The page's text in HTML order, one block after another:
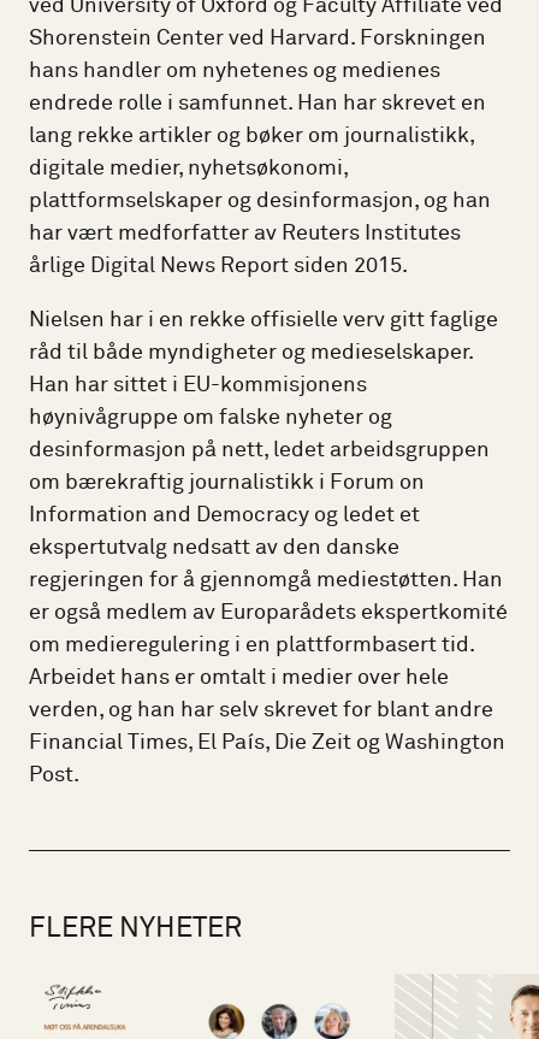
ved University of Oxford og Faculty Affiliate ved
Shorenstein Center ved Harvard. Forskningen
hans handler om nyhetenes og medienes
endrede rolle i samfunnet. Han har skrevet en
lang rekke artikler og bøker om journalistikk,
digitale medier, nyhetsøkonomi,
plattformselskaper og desinformasjon, og han
har vært medforfatter av Reuters Institutes
årlige Digital News Report siden 2015.
Nielsen har i en rekke offisielle verv gitt faglige
råd til både myndigheter og medieselskaper.
Han har sittet i EU-kommisjonens
høynivågruppe om falske nyheter og
desinformasjon på nett, ledet arbeidsgruppen
om bærekraftig journalistikk i Forum on
Information and Democracy og ledet et
ekspertutvalg nedsatt av den danske
regjeringen for å gjennomgå mediestøtten. Han
er også medlem av Europarådets ekspertkomité
om medieregulering i en plattformbasert tid.
Arbeidet hans er omtalt i medier over hele
verden, og han har selv skrevet for blant andre
Financial Times, El País, Die Zeit og Washington
Post.
FLERE NYHETER